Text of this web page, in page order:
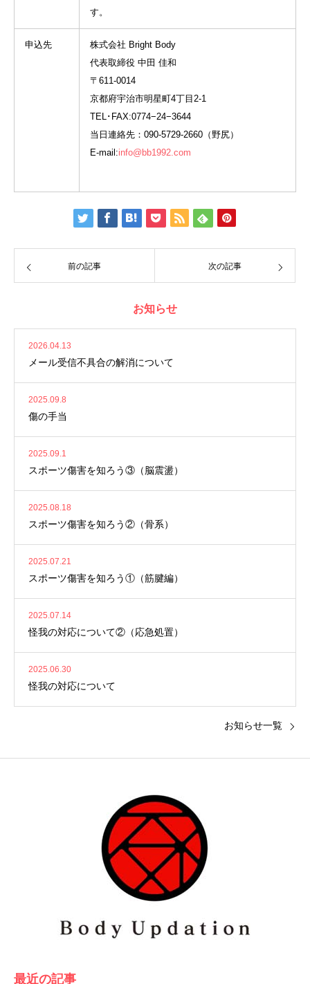
す。
申込先
株式会社 Bright Body
代表取締役 中田 佳和
〒611-0014
京都府宇治市明星町4丁目2-1
TEL･FAX:0774−24−3644
当日連絡先：090-5729-2660（野尻）
E-mail:info@bb1992.com
前の記事 次の記事
お知らせ
2026.04.13
メール受信不具合の解消について
2025.09.8
傷の手当
2025.09.1
スポーツ傷害を知ろう③（脳震盪）
2025.08.18
スポーツ傷害を知ろう②（骨系）
2025.07.21
スポーツ傷害を知ろう①（筋腱編）
2025.07.14
怪我の対応について②（応急処置）
2025.06.30
怪我の対応について
お知らせ一覧
最近の記事